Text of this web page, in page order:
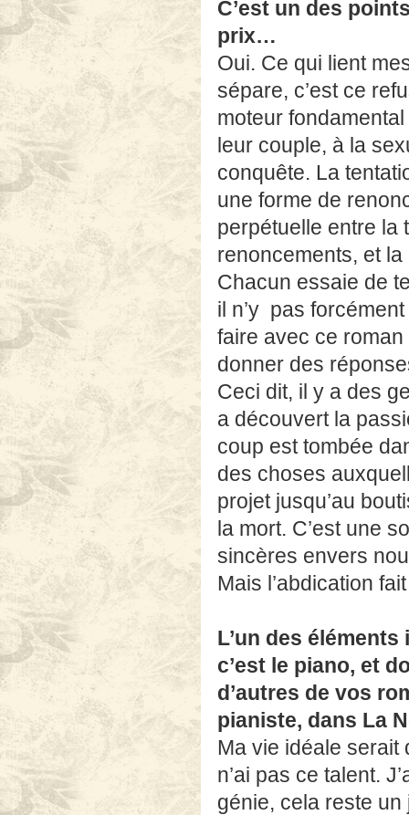
C’est un des
prix…
Oui. Ce qui lient
sépare, c’est ce
moteur
leur couple, à la
conquête. La
une forme de
perpétuelle entre la
renoncements, et
Chacun essaie de
il n’y pas
faire avec ce
donner des
Ceci dit, il y a des
a découvert la
coup est tombée
des choses
projet jusqu’au
la mort. C’est une
sincères envers
Mais l’abdication
L’un des
c’est le piano, et
d’autres de vos
pianiste, dans La
Ma vie idéale serait
n’ai pas ce talent.
génie, cela reste un